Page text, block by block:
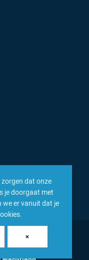
consumables en
dat onze
je doorgaat met
we er vanuit dat je
×